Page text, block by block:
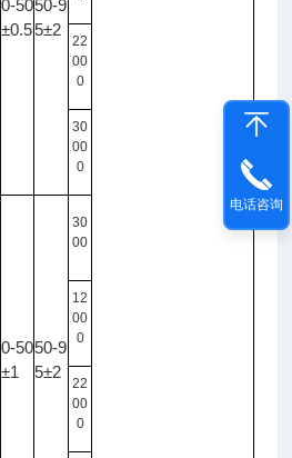
0-50
±0.5
50-9
5±2
22
00
0
30
00
0
0-50
±1
50-9
5±2
30
00
12
00
0
22
00
0
电话咨询